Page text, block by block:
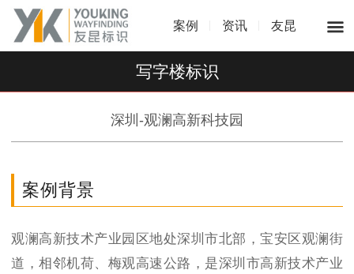
案例 资讯 友昆
写字楼标识
深圳-观澜高新科技园
案例背景
观澜高新技术产业园区地处深圳市北部，宝安区观澜街
道，相邻机荷、梅观高速公路，是深圳市高新技术产业